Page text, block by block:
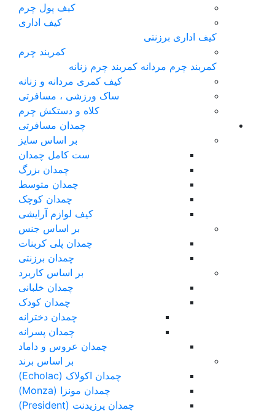
کیف پول چرم
کیف اداری
کیف اداری برزنتی
کمربند چرم
کمربند چرم مردانه کمربند چرم زنانه
کیف کمری مردانه و زنانه
ساک ورزشی ، مسافرتی
کلاه و دستکش چرم
چمدان مسافرتی
بر اساس سایز
ست کامل چمدان
چمدان بزرگ
چمدان متوسط
چمدان کوچک
کیف لوازم آرایشی
بر اساس جنس
چمدان پلی کربنات
چمدان برزنتی
بر اساس کاربرد
چمدان خلبانی
چمدان کودک
چمدان دخترانه
چمدان پسرانه
چمدان عروس و داماد
بر اساس برند
چمدان اکولاک (Echolac)
چمدان مونزا (Monza)
چمدان پرزیدنت (President)